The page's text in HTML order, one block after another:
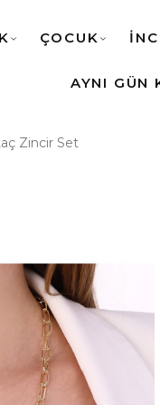
ÇOCUK
AYNI GÜN
Zincir Set